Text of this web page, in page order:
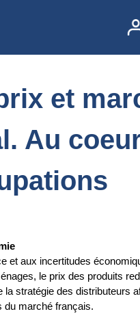
GMS : prix et marché
et
Au
et aux incertitudes
le prix des produits
la stratégie des distributeurs
du marché français.